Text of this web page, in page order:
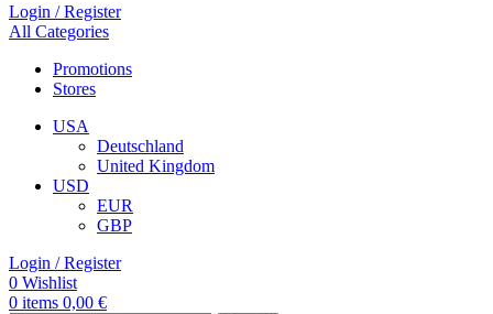
Login / Register
All Categories
Promotions
Stores
USA
Deutschland
United Kingdom
USD
EUR
GBP
Login / Register
0 Wishlist
0 items 0,00 €